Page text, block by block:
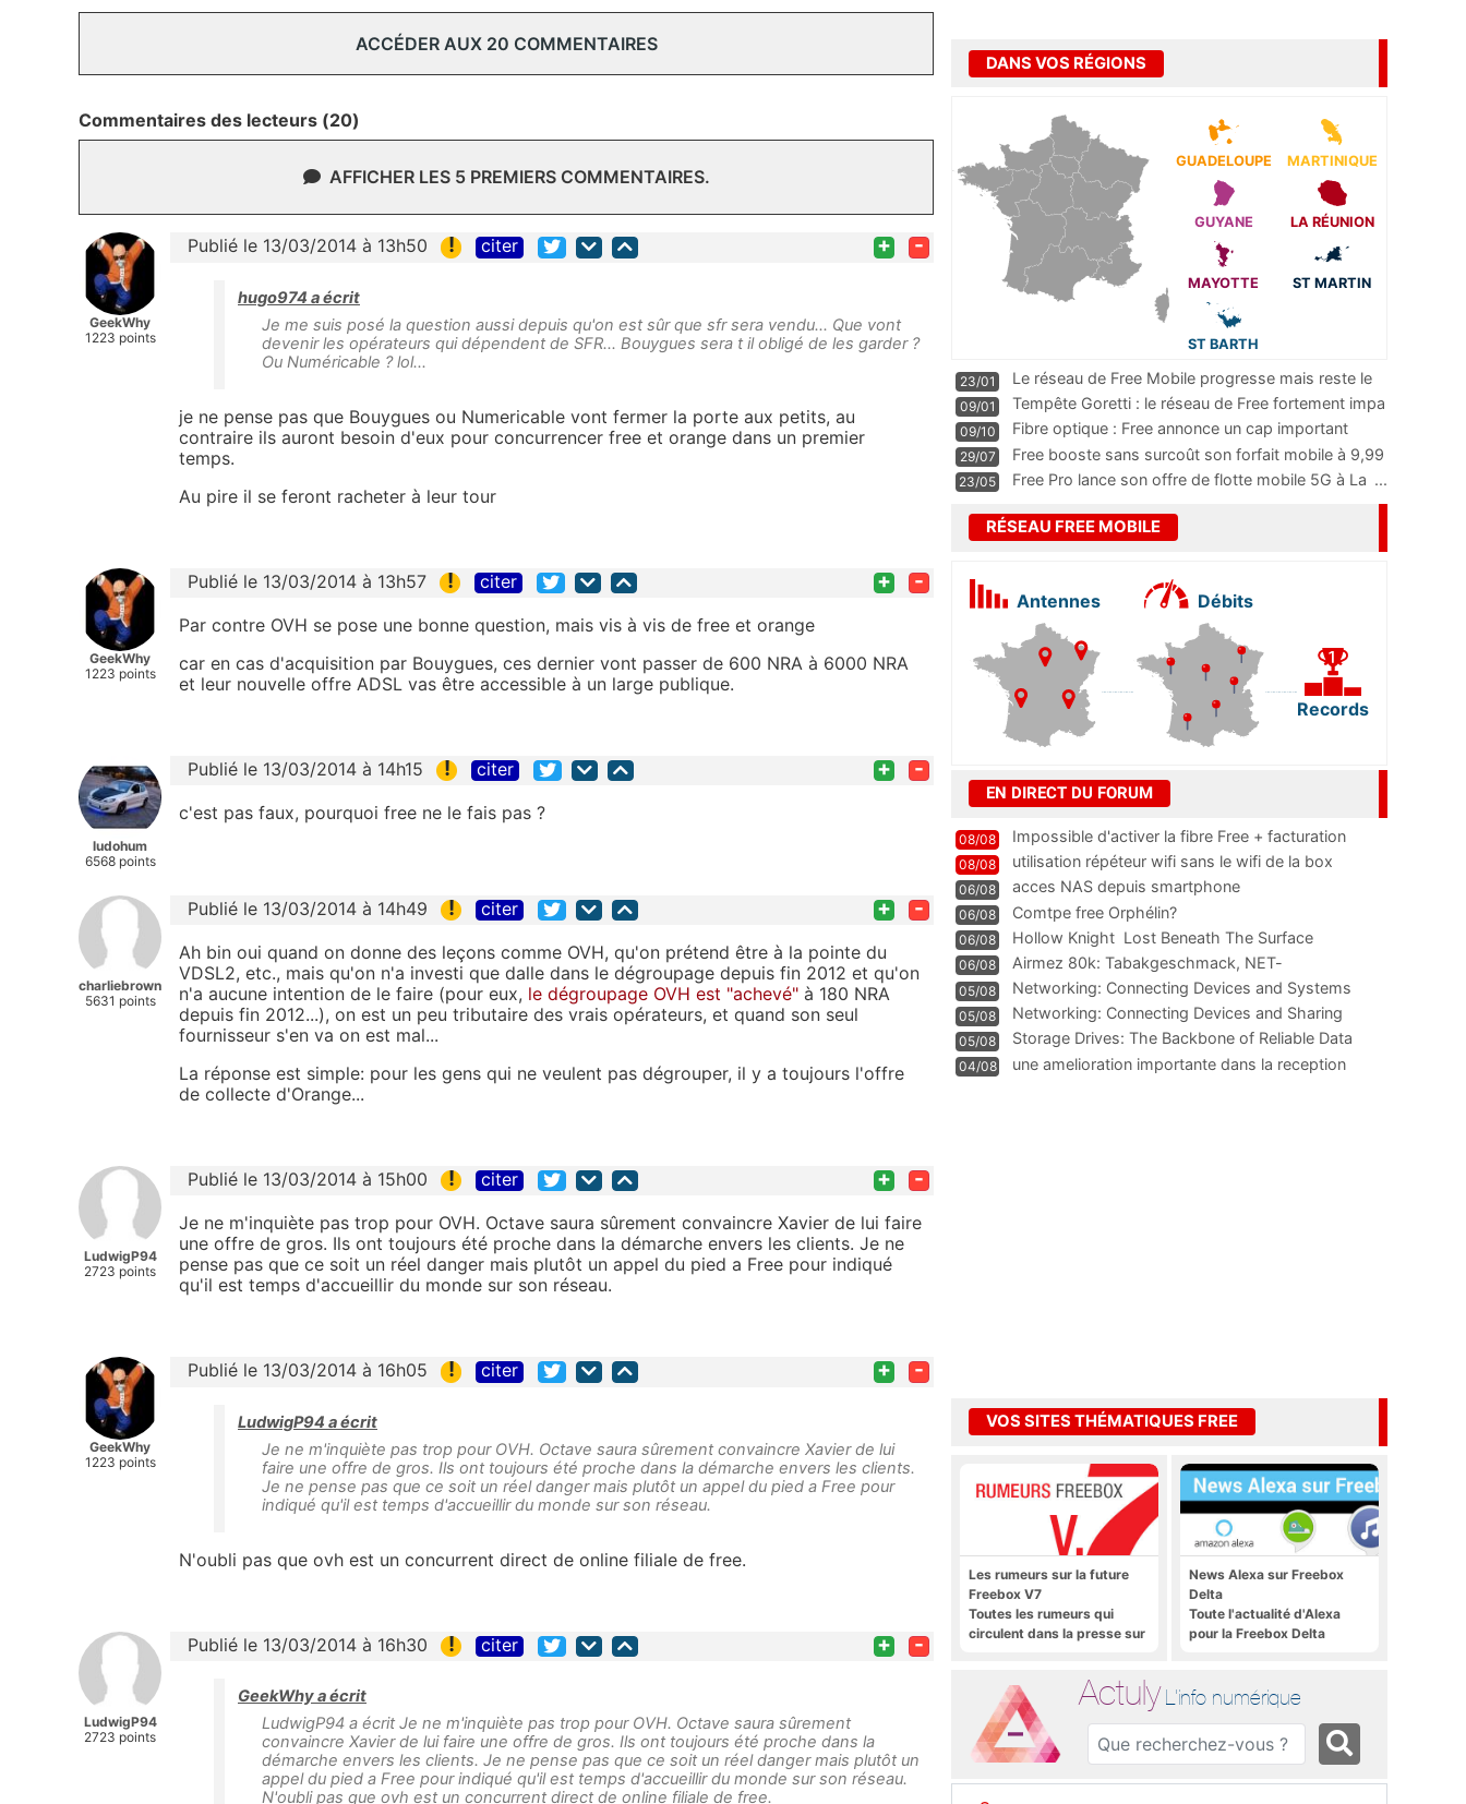
ACCÉDER AUX 20 COMMENTAIRES
Commentaires des lecteurs (20)
AFFICHER LES 5 PREMIERS COMMENTAIRES.
GeekWhy
1223 points
Publié le 13/03/2014 à 13h50 ! citer + -
hugo974 a écrit
Je me suis posé la question aussi depuis qu'on est sûr que sfr sera vendu... Que vont
devenir les opérateurs qui dépendent de SFR... Bouygues sera t il obligé de les garder ?
Ou Numéricable ? lol...
je ne pense pas que Bouygues ou Numericable vont fermer la porte aux petits, au
contraire ils auront besoin d'eux pour concurrencer free et orange dans un premier
temps.
Au pire il se feront racheter à leur tour
GeekWhy
1223 points
Publié le 13/03/2014 à 13h57 ! citer + -
Par contre OVH se pose une bonne question, mais vis à vis de free et orange
car en cas d'acquisition par Bouygues, ces dernier vont passer de 600 NRA à 6000 NRA
et leur nouvelle offre ADSL vas être accessible à un large publique.
ludohum
6568 points
Publié le 13/03/2014 à 14h15 ! citer + -
c'est pas faux, pourquoi free ne le fais pas ?
charliebrown
5631 points
Publié le 13/03/2014 à 14h49 ! citer + -
Ah bin oui quand on donne des leçons comme OVH, qu'on prétend être à la pointe du
VDSL2, etc., mais qu'on n'a investi que dalle dans le dégroupage depuis fin 2012 et qu'on
n'a aucune intention de le faire (pour eux, le dégroupage OVH est "achevé" à 180 NRA
depuis fin 2012...), on est un peu tributaire des vrais opérateurs, et quand son seul
fournisseur s'en va on est mal...
La réponse est simple: pour les gens qui ne veulent pas dégrouper, il y a toujours l'offre
de collecte d'Orange...
LudwigP94
2723 points
Publié le 13/03/2014 à 15h00 ! citer + -
Je ne m'inquiète pas trop pour OVH. Octave saura sûrement convaincre Xavier de lui faire
une offre de gros. Ils ont toujours été proche dans la démarche envers les clients. Je ne
pense pas que ce soit un réel danger mais plutôt un appel du pied a Free pour indiqué
qu'il est temps d'accueillir du monde sur son réseau.
GeekWhy
1223 points
Publié le 13/03/2014 à 16h05 ! citer + -
LudwigP94 a écrit
Je ne m'inquiète pas trop pour OVH. Octave saura sûrement convaincre Xavier de lui
faire une offre de gros. Ils ont toujours été proche dans la démarche envers les clients.
Je ne pense pas que ce soit un réel danger mais plutôt un appel du pied a Free pour
indiqué qu'il est temps d'accueillir du monde sur son réseau.
N'oubli pas que ovh est un concurrent direct de online filiale de free.
LudwigP94
2723 points
Publié le 13/03/2014 à 16h30 ! citer + -
GeekWhy a écrit
LudwigP94 a écrit Je ne m'inquiète pas trop pour OVH. Octave saura sûrement
convaincre Xavier de lui faire une offre de gros. Ils ont toujours été proche dans la
démarche envers les clients. Je ne pense pas que ce soit un réel danger mais plutôt un
appel du pied a Free pour indiqué qu'il est temps d'accueillir du monde sur son réseau.
N'oubli pas que ovh est un concurrent direct de online filiale de free.
DANS VOS RÉGIONS
GUADELOUPE MARTINIQUE
GUYANE LA RÉUNION
MAYOTTE ST MARTIN
ST BARTH
23/01
Le réseau de Free Mobile progresse mais reste le
m
...
09/01
Tempête Goretti : le réseau de Free fortement impa
09/10
Fibre optique : Free annonce un cap important
pass
...
29/07
Free booste sans surcoût son forfait mobile à 9,99
23/05 Free Pro lance son offre de flotte mobile 5G à La ...
RÉSEAU FREE MOBILE
Antennes Débits
Records
EN DIRECT DU FORUM
08/08
Impossible d'activer la fibre Free + facturation
résiliation
08/08 utilisation répéteur wifi sans le wifi de la box
06/08 acces NAS depuis smartphone
06/08 Comtpe free Orphélin?
06/08 Hollow Knight  Lost Beneath The Surface
06/08
Airmez 80k: Tabakgeschmack, NET-
Technologie und Leistung im
05/08 Networking: Connecting Devices and Systems
05/08
Networking: Connecting Devices and Sharing
Information
05/08
Storage Drives: The Backbone of Reliable Data
Management
04/08
une amelioration importante dans la reception
VOS SITES THÉMATIQUES FREE
Les rumeurs sur la future
Freebox V7
Toutes les rumeurs qui
circulent dans la presse sur
News Alexa sur Freebox
Delta
Toute l'actualité d'Alexa
pour la Freebox Delta
Actuly L'info numérique